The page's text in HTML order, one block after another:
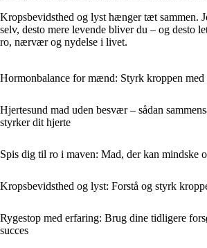
Kropsbevidsthed og lyst hænger tæt sammen.
selv, desto mere levende bliver du – og desto
ro, nærvær og nydelse i livet.
Hormonbalance for mænd: Styrk kroppen med
Hjertesund mad uden besvær – sådan
styrker dit hjerte
Spis dig til ro i maven: Mad, der kan mindske
Kropsbevidsthed og lyst: Forstå og styrk
Rygestop med erfaring: Brug dine tidligere
succes